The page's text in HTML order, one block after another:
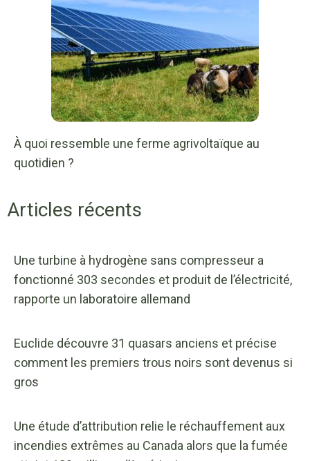
À quoi ressemble une ferme agrivoltaïque au
quotidien ?
Articles récents
Une turbine à hydrogène sans compresseur a
fonctionné 303 secondes et produit de l’électricité,
rapporte un laboratoire allemand
Euclide découvre 31 quasars anciens et précise
comment les premiers trous noirs sont devenus si
gros
Une étude d’attribution relie le réchauffement aux
incendies extrêmes au Canada alors que la fumée